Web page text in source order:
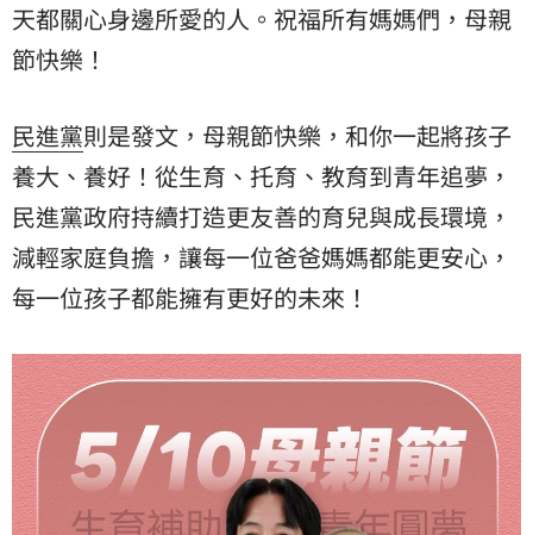
天都關心身邊所愛的人。祝福所有媽媽們，母親
節快樂！
民進黨則是發文，母親節快樂，和你一起將孩子
養大、養好！從生育、托育、教育到青年追夢，
民進黨政府持續打造更友善的育兒與成長環境，
減輕家庭負擔，讓每一位爸爸媽媽都能更安心，
每一位孩子都能擁有更好的未來！